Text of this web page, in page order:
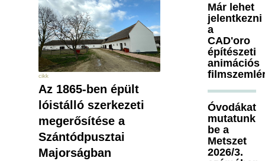
cikk
Az 1865-ben épült
lóistálló szerkezeti
megerősítése a
Szántódpusztai
Majorságban
Már lehet
jelentkezni
a
CAD'oro
építészeti
animációs
Óvodákat
mutatunk
be a
Metszet
2026/3.